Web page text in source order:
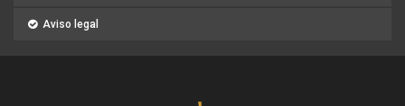
Aviso legal